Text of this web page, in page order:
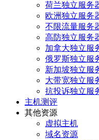
荷兰独立服务
欧洲独立服务
不限流量服务
高防独立服务
加拿大独立服
俄罗斯独立服
新加坡独立服
大带宽独立服
抗投诉独立服
主机测评
其他资源
虚拟主机
域名资源